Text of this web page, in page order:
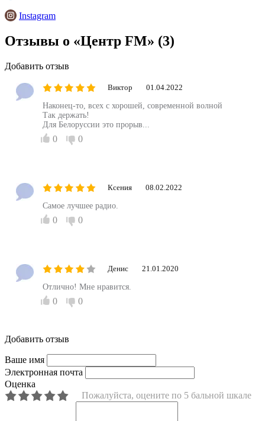
Instagram
Отзывы о «Центр FM» (3)
Добавить отзыв
Виктор 01.04.2022
Наконец-то, всех с хорошей, современной волной
Так держать!
Для Белоруссии это прорыв...
0 0
Ксения 08.02.2022
Самое лучшее радио.
0 0
Денис 21.01.2020
Отлично! Мне нравится.
0 0
Добавить отзыв
Ваше имя
Электронная почта
Оценка
Пожалуйста, оцените по 5 бальной шкале